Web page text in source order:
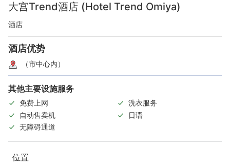
大宫Trend酒店 (Hotel Trend Omiya)
酒店
酒店优势
（市中心内）
其他主要设施服务
免费上网
洗衣服务
自动售卖机
日语
无障碍通道
位置